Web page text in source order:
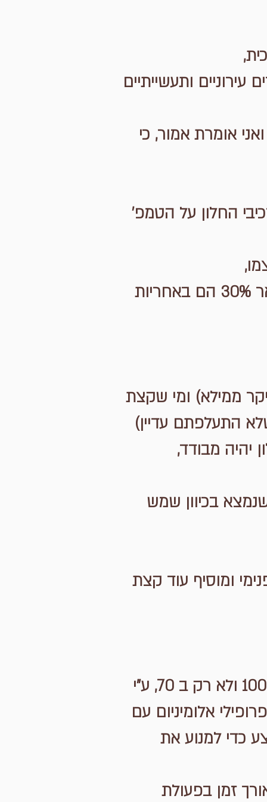
עירוניים ותעשייתיים
אומרת אמור, כי
החלון על הטמפ'
למעשה, הזגוגית משפיעה רק כ-70% על הבידוד הטרמי בחלל, שאר 30% הם באחריות
ממילא) ומי שקצת
התעלפתם עדיין)
יהיה מבודד,
בכיוון שמש
ומוסיף עוד קצת
ישנם היום מגוון יצרנים שיודעים לייצר חלונות שיודעים לבודד ב 100% ולא רק ב 70, ע"י
אלומיניום עם
באמצע כדי למנוע את
זמן בפעולת